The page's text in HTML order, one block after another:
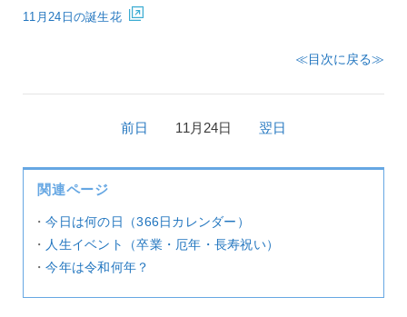
11月24日の誕生花
≪目次に戻る≫
前日 11月24日 翌日
関連ページ
・今日は何の日（366日カレンダー）
・ 人生イベント（卒業・厄年・長寿祝い）
・今年は令和何年？